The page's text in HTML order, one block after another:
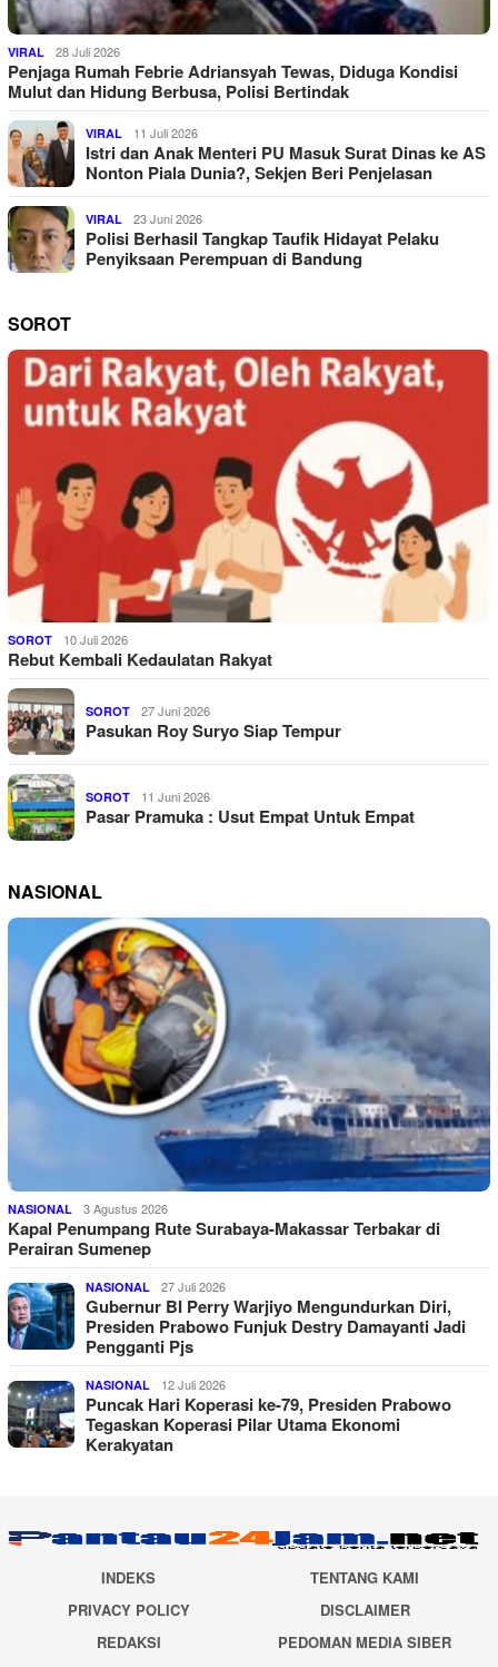
VIRAL 28 Juli 2026
Penjaga Rumah Febrie Adriansyah Tewas, Diduga Kondisi
Mulut dan Hidung Berbusa, Polisi Bertindak
VIRAL 11 Juli 2026
Istri dan Anak Menteri PU Masuk Surat Dinas ke AS
Nonton Piala Dunia?, Sekjen Beri Penjelasan
VIRAL 23 Juni 2026
Polisi Berhasil Tangkap Taufik Hidayat Pelaku
Penyiksaan Perempuan di Bandung
SOROT
SOROT 10 Juli 2026
Rebut Kembali Kedaulatan Rakyat
SOROT 27 Juni 2026
Pasukan Roy Suryo Siap Tempur
SOROT 11 Juni 2026
Pasar Pramuka : Usut Empat Untuk Empat
NASIONAL
NASIONAL 3 Agustus 2026
Kapal Penumpang Rute Surabaya-Makassar Terbakar di
Perairan Sumenep
NASIONAL 27 Juli 2026
Gubernur BI Perry Warjiyo Mengundurkan Diri,
Presiden Prabowo Funjuk Destry Damayanti Jadi
Pengganti Pjs
NASIONAL 12 Juli 2026
Puncak Hari Koperasi ke-79, Presiden Prabowo
Tegaskan Koperasi Pilar Utama Ekonomi
Kerakyatan
INDEKS
TENTANG KAMI
PRIVACY POLICY
DISCLAIMER
REDAKSI
PEDOMAN MEDIA SIBER